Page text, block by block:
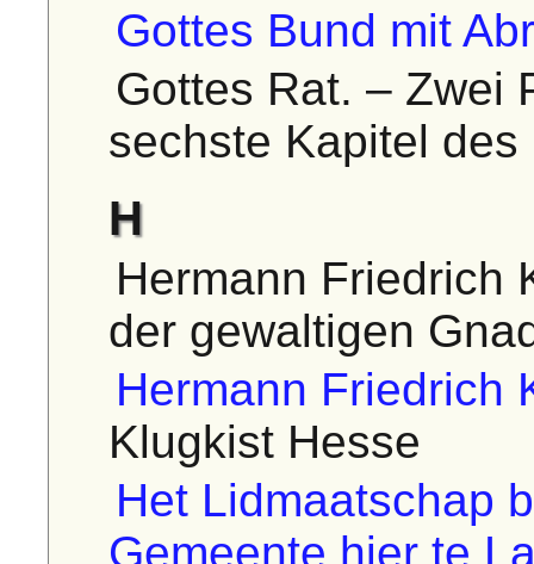
Gottes Bund mit
Gottes Rat. – Zwei
sechste Kapitel
H
Hermann Friedrich
der gewaltigen
Hermann Friedrich
Klugkist Hesse
Het Lidmaatschap
Gemeente hier te